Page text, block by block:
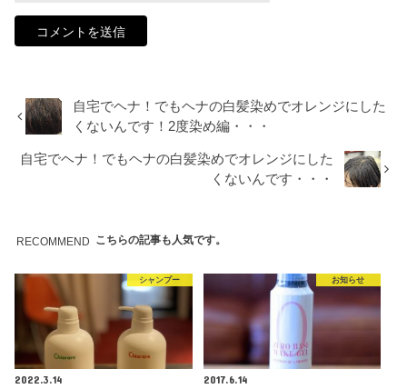
自宅でヘナ！でもヘナの白髪染めでオレンジにした
くないんです！2度染め編・・・
自宅でヘナ！でもヘナの白髪染めでオレンジにした
くないんです・・・
RECOMMEND こちらの記事も人気です。
シャンプー
2022.3.14
お知らせ
2017.6.14